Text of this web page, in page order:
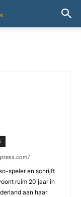
speler en schrijft
ruim 20 jaar in
aan haar